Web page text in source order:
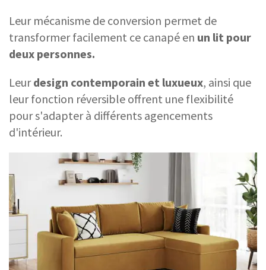
Leur mécanisme de conversion permet de
transformer facilement ce canapé en un lit pour
deux personnes.
Leurdesign contemporain et luxueux, ainsi que
leur fonction réversible offrent une flexibilité
pour s'adapter à différents agencements
d'intérieur.